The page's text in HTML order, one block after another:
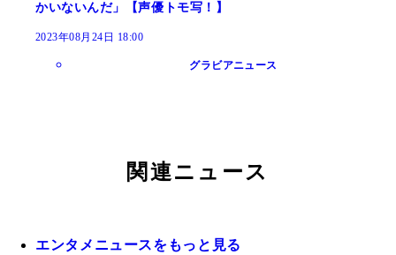
かいないんだ」【声優トモ写！】
2023年08月24日 18:00
グラビアニュース
関連ニュース
エンタメニュースをもっと見る